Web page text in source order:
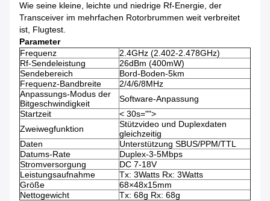
Wie seine kleine, leichte und niedrige Rf-Energie, der
Transceiver im mehrfachen Rotorbrummen weit verbreitet
ist, Flugtest.
Parameter
Frequenz
2.4GHz (2.402-2.478GHz)
Rf-Sendeleistung
26dBm (400mW)
Sendebereich
Bord-Boden-5km
Frequenz-Bandbreite
2/4/6/8MHz
Anpassungs-Modus der
Bitgeschwindigkeit
Software-Anpassung
Startzeit
< 30s="">
Zweiwegfunktion
Stützvideo und Duplexdaten
gleichzeitig
Daten
Unterstützung SBUS/PPM/TTL
Datums-Rate
Duplex-3-5Mbps
Stromversorgung
DC 7-18V
Leistungsaufnahme
Tx: 3Watts Rx: 3Watts
Größe
68×48x15mm
Nettogewicht
Tx: 68g Rx: 68g